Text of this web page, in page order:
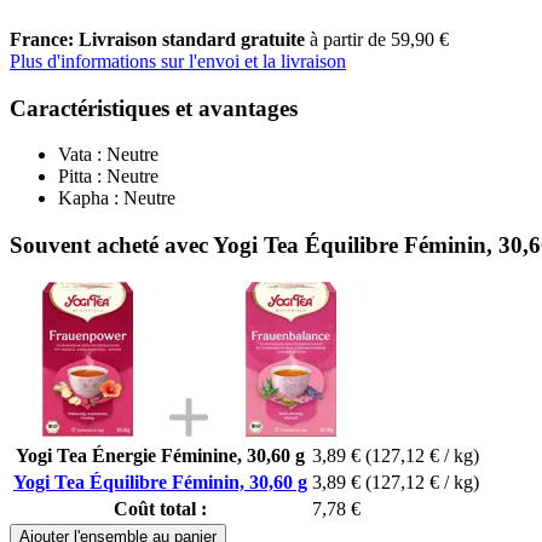
France: Livraison standard gratuite à partir de 59,90 €
Plus d'informations sur l'envoi et la livraison
Caractéristiques et avantages
Vata : Neutre
Pitta : Neutre
Kapha : Neutre
Souvent acheté avec Yogi Tea Équilibre Féminin,
Yogi Tea Énergie Féminine, 30,60 g 3,89 € (127,12 € / kg)
Yogi Tea Équilibre Féminin, 30,60 g 3,89 € (127,12 € / kg)
Coût total :
7,78 €
Ajouter l'ensemble au panier